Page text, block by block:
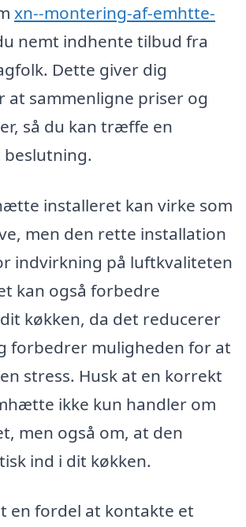
xn--montering-af-emhtte-
nemt indhente tilbud fra
Dette giver dig
at sammenligne priser og
så du kan træffe en
installeret kan virke som
men den rette installation
indvirkning på luftkvaliteten
kan også forbedre
køkken, da det reducerer
forbedrer muligheden for at
stress. Husk at en korrekt
ikke kun handler om
men også om, at den
ind i dit køkken.
en fordel at kontakte et